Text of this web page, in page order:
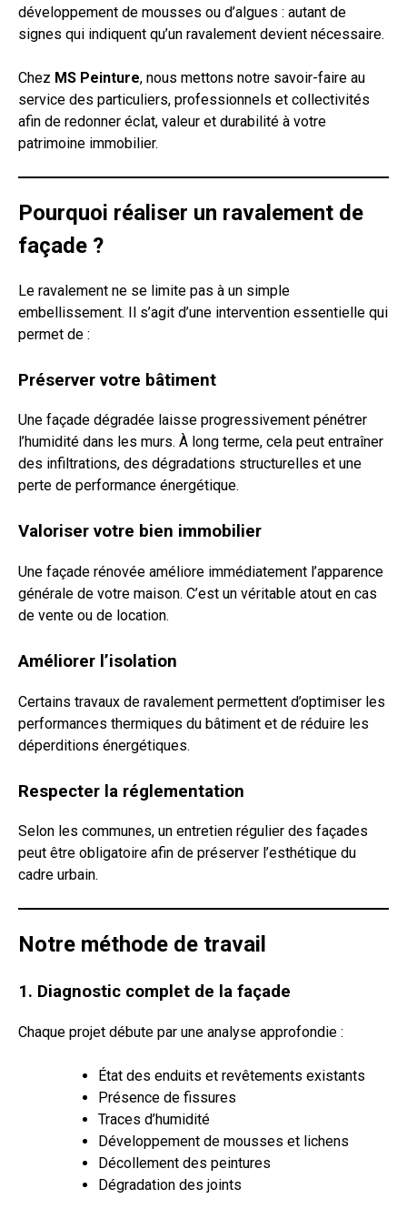
développement de mousses ou d’algues : autant de
signes qui indiquent qu’un ravalement devient nécessaire.
Chez MS Peinture, nous mettons notre savoir-faire au
service des particuliers, professionnels et collectivités
afin de redonner éclat, valeur et durabilité à votre
patrimoine immobilier.
Pourquoi réaliser un ravalement de
façade ?
Le ravalement ne se limite pas à un simple
embellissement. Il s’agit d’une intervention essentielle qui
permet de :
Préserver votre bâtiment
Une façade dégradée laisse progressivement pénétrer
l’humidité dans les murs. À long terme, cela peut entraîner
des infiltrations, des dégradations structurelles et une
perte de performance énergétique.
Valoriser votre bien immobilier
Une façade rénovée améliore immédiatement l’apparence
générale de votre maison. C’est un véritable atout en cas
de vente ou de location.
Améliorer l’isolation
Certains travaux de ravalement permettent d’optimiser les
performances thermiques du bâtiment et de réduire les
déperditions énergétiques.
Respecter la réglementation
Selon les communes, un entretien régulier des façades
peut être obligatoire afin de préserver l’esthétique du
cadre urbain.
Notre méthode de travail
1. Diagnostic complet de la façade
Chaque projet débute par une analyse approfondie :
État des enduits et revêtements existants
Présence de fissures
Traces d’humidité
Développement de mousses et lichens
Décollement des peintures
Dégradation des joints